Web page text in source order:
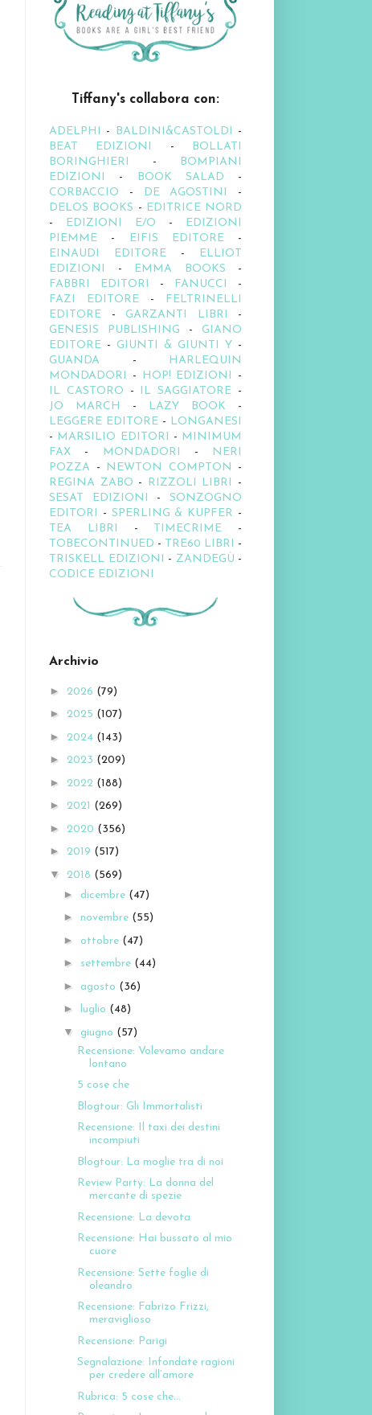
Tiffany's collabora con:
ADELPHI - BALDINI&CASTOLDI -
BEAT EDIZIONI
- BOLLATI
BORINGHIERI - BOMPIANI
EDIZIONI
- BOOK SALAD -
CORBACCIO - DE AGOSTINI
-
DELOS BOOKS - EDITRICE NORD
- EDIZIONI E/O - EDIZIONI
PIEMME - EIFIS EDITORE-
EINAUDI EDITORE - ELLIOT
EDIZIONI
- EMMA BOOKS -
FABBRI EDITORI
- FANUCCI
-
FAZI EDITORE - FELTRINELLI
EDITORE - GARZANTI LIBRI -
GENESIS PUBLISHING - GIANO
EDITORE - GIUNTI & GIUNTI Y -
GUANDA - HARLEQUIN
MONDADORI
- HOP! EDIZIONI
-
IL CASTORO - IL SAGGIATORE -
JO MARCH - LAZY BOOK -
LEGGERE EDITORE - LONGANESI
- MARSILIO EDITORI - MINIMUM
FAX - MONDADORI - NERI
POZZA - NEWTON COMPTON -
REGINA ZABO - RIZZOLI LIBRI
-
SESAT EDIZIONI
-SONZOGNO
EDITORI - SPERLING & KUPFER -
TEA LIBRI
- TIMECRIME -
TOBECONTINUED - TRE60 LIBRI -
TRISKELL EDIZIONI - ZANDEGÙ -
CODICE EDIZIONI
Archivio
► 2026 (79)
► 2025 (107)
► 2024 (143)
► 2023 (209)
► 2022 (188)
► 2021 (269)
► 2020 (356)
► 2019 (517)
▼ 2018 (569)
► dicembre (47)
► novembre (55)
► ottobre (47)
► settembre (44)
► agosto (36)
► luglio (48)
▼ giugno (57)
Recensione: Volevamo andare
lontano
5 cose che
Blogtour: Gli Immortalisti
Recensione: Il taxi dei destini
incompiuti
Blogtour: La moglie tra di noi
Review Party: La donna del
mercante di spezie
Recensione: La devota
Recensione: Hai bussato al mio
cuore
Recensione: Sette foglie di
oleandro
Recensione: Fabrizo Frizzi,
meraviglioso
Recensione: Parigi
Segnalazione: Infondate ragioni
per credere all’amore
Rubrica: 5 cose che...